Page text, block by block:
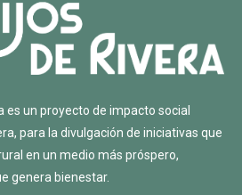
es un proyecto de impacto social
, para la divulgación de iniciativas que
en un medio más próspero,
genera bienestar.